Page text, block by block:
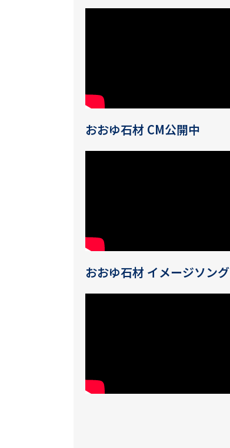
おおゆ石材 CM公開中
おおゆ石材 イメージソング